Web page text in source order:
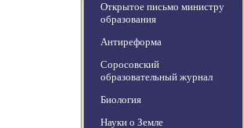
Открытое письмо министру
образования
Антиреформа
Соросовский
образовательный журнал
Биология
Науки о Земле